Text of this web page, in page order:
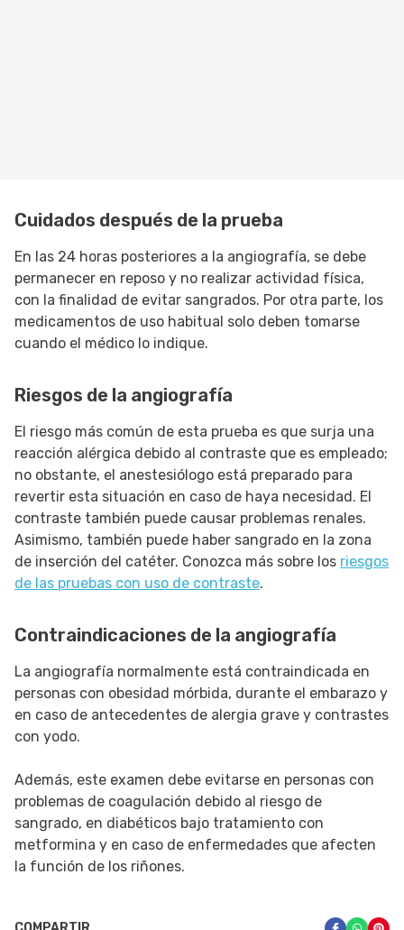
Cuidados después de la prueba
En las 24 horas posteriores a la angiografía, se debe
permanecer en reposo y no realizar actividad física,
con la finalidad de evitar sangrados. Por otra parte, los
medicamentos de uso habitual solo deben tomarse
cuando el médico lo indique.
Riesgos de la angiografía
El riesgo más común de esta prueba es que surja una
reacción alérgica debido al contraste que es empleado;
no obstante, el anestesiólogo está preparado para
revertir esta situación en caso de haya necesidad. El
contraste también puede causar problemas renales.
Asimismo, también puede haber sangrado en la zona
de inserción del catéter. Conozca más sobre los riesgos
de las pruebas con uso de contraste.
Contraindicaciones de la angiografía
La angiografía normalmente está contraindicada en
personas con obesidad mórbida, durante el embarazo y
en caso de antecedentes de alergia grave y contrastes
con yodo.
Además, este examen debe evitarse en personas con
problemas de coagulación debido al riesgo de
sangrado, en diabéticos bajo tratamiento con
metformina y en caso de enfermedades que afecten
la función de los riñones.